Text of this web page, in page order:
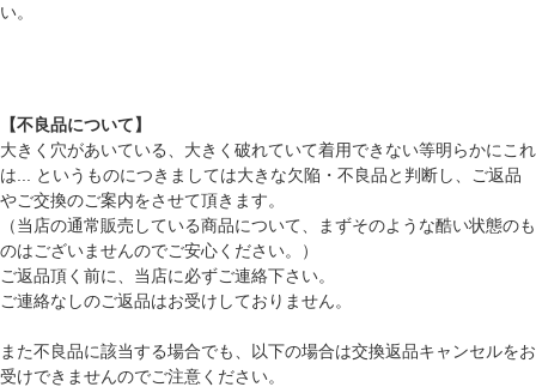
い。
【不良品について】
大きく穴があいている、大きく破れていて着用できない等明らかにこれ
は... というものにつきましては大きな欠陥・不良品と判断し、ご返品
やご交換のご案内をさせて頂きます。
（当店の通常販売している商品について、まずそのような酷い状態のも
のはございませんのでご安心ください。）
ご返品頂く前に、当店に必ずご連絡下さい。
ご連絡なしのご返品はお受けしておりません。
また不良品に該当する場合でも、以下の場合は交換返品キャンセルをお
受けできませんのでご注意ください。